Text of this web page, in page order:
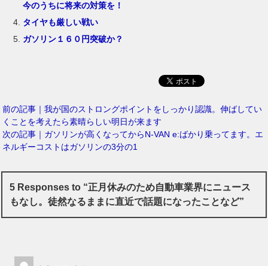
今のうちに将来の対策を！
タイヤも厳しい戦い
ガソリン１６０円突破か？
前の記事｜我が国のストロングポイントをしっかり認識。伸ばしてい
くことを考えたら素晴らしい明日が来ます
次の記事｜ガソリンが高くなってからN-VAN e:ばかり乗ってます。エ
ネルギーコストはガソリンの3分の1
5 Responses to “正月休みのため自動車業界にニュース
もなし。徒然なるままに直近で話題になったことなど”